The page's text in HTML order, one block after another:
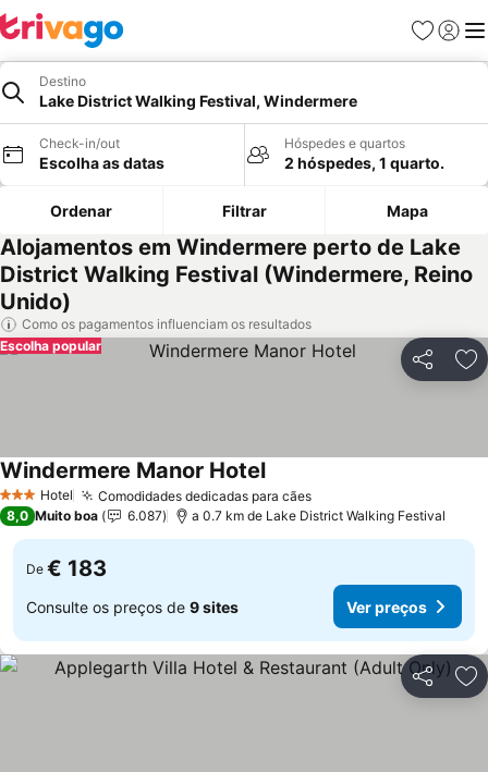
Favoritos
Iniciar
Destino
Lake District Walking Festival, Windermere
Check-in/out
Escolha as datas
Hóspedes e quartos
2 hóspedes, 1 quarto.
Ordenar Filtrar Mapa
Alojamentos em Windermere perto de Lake
District Walking Festival (Windermere, Reino
Unido)
Como os pagamentos influenciam os resultados
Partilhar
Escolha popular
3 EstrelasHotel Comodidades dedicadas para cãesVer preços
Windermere Manor HotelVer preços
8,0 Muito boa 6.087 a 0.7 km de Lake District Walking Festival
De € 183
Consulte os preços de 9 sites Ver preços
Partilhar